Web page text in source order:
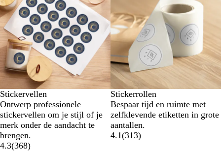
Stickervellen
Ontwerp professionele
stickervellen om je stijl of je
merk onder de aandacht te
brengen.
4.3(368)
Stickerrollen
Bespaar tijd en ruimte met
zelfklevende etiketten in grote
aantallen.
4.1(313)